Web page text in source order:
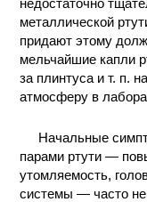
И
ТЕХНОЛОГИЯ
КОНТАКТЫ
недостаточно
металлической
придают этому
мельчайшие капли
за плинтуса и т. п.
атмосферу в
Начальные
парами ртути —
утомляемость,
системы — часто